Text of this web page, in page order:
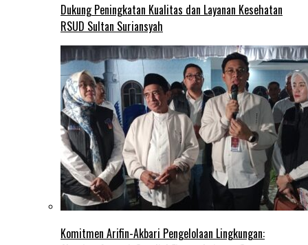
Dukung Peningkatan Kualitas dan Layanan Kesehatan
RSUD Sultan Suriansyah
Komitmen Arifin-Akbari Pengelolaan Lingkungan: